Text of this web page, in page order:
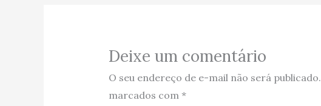
Deixe um comentário
O seu endereço de e-mail não será publicado.
marcados com *